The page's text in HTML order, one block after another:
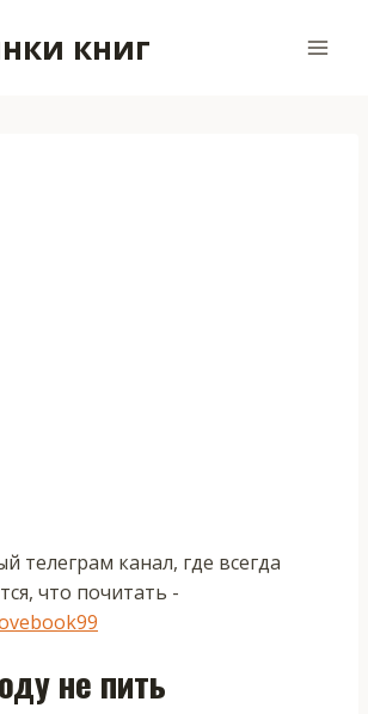
книг
телеграм канал, где всегда
что почитать -
не пить